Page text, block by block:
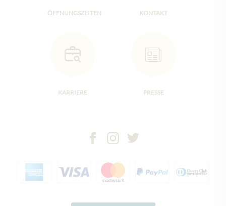
ÖFFNUNGSZEITEN KONTAKT
KARRIERE PRESSE